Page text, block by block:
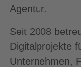
Agentur.
Seit 2008
Digitalprojekte
Unternehmen,